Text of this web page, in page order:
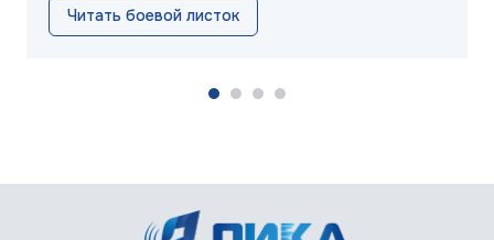
Читать боевой листок